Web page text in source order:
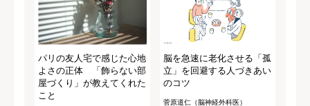
パリの友人宅で感じた心地
よさの正体 「飾らない部
屋づくり」が教えてくれた
こと
脳を急速に老化させる「孤
立」を回避する人づきあい
のコツ
菅原道仁（脳神経外科医）